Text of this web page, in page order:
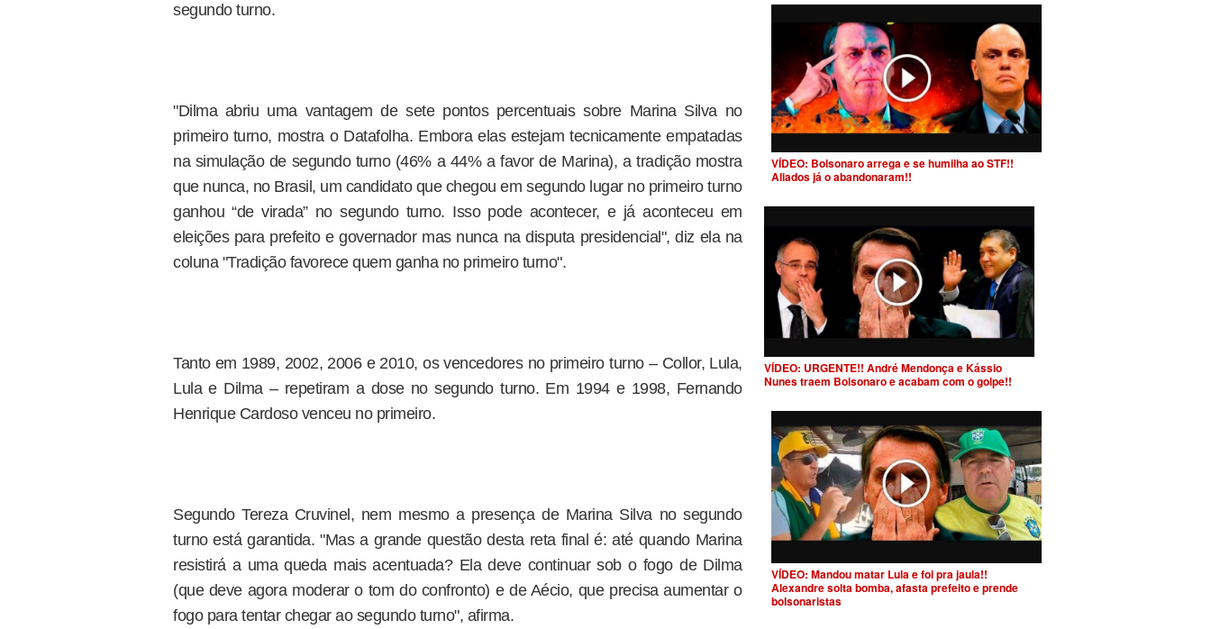
segundo turno.
"Dilma abriu uma vantagem de sete pontos percentuais sobre Marina Silva no
primeiro turno, mostra o Datafolha. Embora elas estejam tecnicamente empatadas
na simulação de segundo turno (46% a 44% a favor de Marina), a tradição mostra
que nunca, no Brasil, um candidato que chegou em segundo lugar no primeiro turno
ganhou “de virada” no segundo turno. Isso pode acontecer, e já aconteceu em
eleições para prefeito e governador mas nunca na disputa presidencial", diz ela na
coluna "Tradição favorece quem ganha no primeiro turno".
Tanto em 1989, 2002, 2006 e 2010, os vencedores no primeiro turno – Collor, Lula,
Lula e Dilma – repetiram a dose no segundo turno. Em 1994 e 1998, Fernando
Henrique Cardoso venceu no primeiro.
Segundo Tereza Cruvinel, nem mesmo a presença de Marina Silva no segundo
turno está garantida. "Mas a grande questão desta reta final é: até quando Marina
resistirá a uma queda mais acentuada? Ela deve continuar sob o fogo de Dilma
(que deve agora moderar o tom do confronto) e de Aécio, que precisa aumentar o
fogo para tentar chegar ao segundo turno", afirma.
VÍDEO: Bolsonaro arrega e se humilha ao STF!!
Aliados já o abandonaram!!
VÍDEO: URGENTE!! André Mendonça e Kássio
Nunes traem Bolsonaro e acabam com o golpe!!
VÍDEO: Mandou matar Lula e foi pra jaula!!
Alexandre solta bomba, afasta prefeito e prende
bolsonaristas